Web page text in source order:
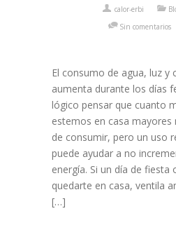
calor-erbi
Sin comentarios
El consumo de agua, luz y
aumenta durante los días
lógico pensar que cuanto
estemos en casa mayores
de consumir, pero un uso
puede ayudar a no
energía. Si un día de fiesta
quedarte en casa, ventila
[…]